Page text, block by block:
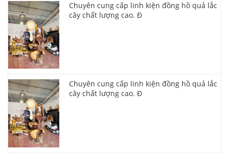
Chuyên cung cấp linh kiện đồng hồ quả lắc
cây chất lượng cao. Đ
Chuyên cung cấp linh kiện đồng hồ quả lắc
cây chất lượng cao. Đ